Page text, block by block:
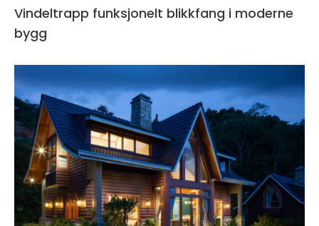
Vindeltrapp funksjonelt blikkfang i moderne
bygg